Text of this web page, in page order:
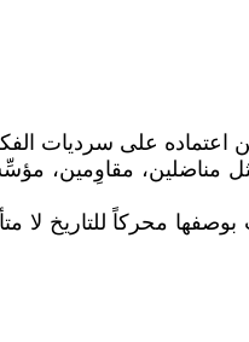
اعتماده على سرديات
العام بوصفهم رجال أفعال مثل
محركاً للتاريخ لا